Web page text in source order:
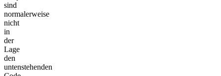
sind
normalerweise
nicht
in
der
Lage
den
untenstehenden